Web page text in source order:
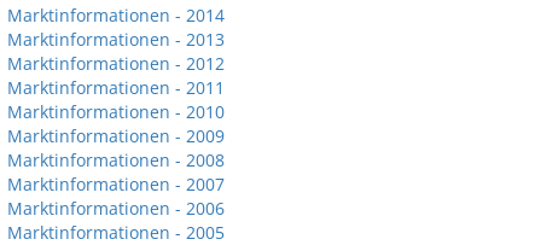
Marktinformationen - 2014
Marktinformationen - 2013
Marktinformationen - 2012
Marktinformationen - 2011
Marktinformationen - 2010
Marktinformationen - 2009
Marktinformationen - 2008
Marktinformationen - 2007
Marktinformationen - 2006
Marktinformationen - 2005